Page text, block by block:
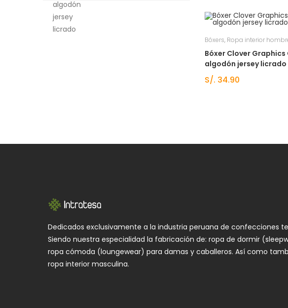
Bóxers, Ropa interior
Bóxer Clover Graphics
algodón jersey licrado
S/. 34.90
Dedicados exclusivamente a la industria peruana de confecciones
Siendo nuestra especialidad la fabricación de: ropa de dormir
ropa cómoda (loungewear) para damas y caballeros. Así como
ropa interior masculina.